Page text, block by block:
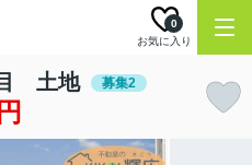
お気に入り
0
土地 募集2